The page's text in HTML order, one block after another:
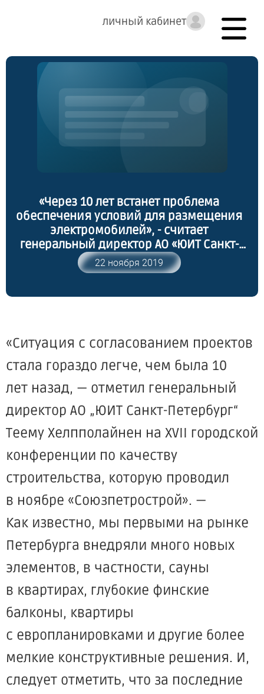
личный кабинет
«Через 10 лет встанет проблема
обеспечения условий для размещения
электромобилей», - считает
генеральный директор АО «ЮИТ Санкт-
Петербург» Теему Хелпполайнен
22 ноября 2019
«Ситуация с согласованием проектов
стала гораздо легче, чем была 10
лет назад, — отметил генеральный
директор АО „ЮИТ Санкт-Петербург“
Теему Хелпполайнен на XVII городской
конференции по качеству
строительства, которую проводил
в ноябре «Союзпетрострой». —
Как известно, мы первыми на рынке
Петербурга внедряли много новых
элементов, в частности, сауны
в квартирах, глубокие финские
балконы, квартиры
с европланировками и другие более
мелкие конструктивные решения. И,
следует отметить, что за последние